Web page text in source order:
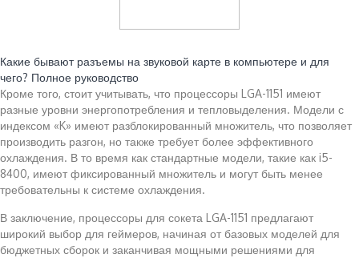
Какие бывают разъемы на звуковой карте в компьютере и для
чего? Полное руководство
Кроме того, стоит учитывать, что процессоры LGA-1151 имеют
разные уровни энергопотребления и тепловыделения. Модели с
индексом «K» имеют разблокированный множитель, что позволяет
производить разгон, но также требует более эффективного
охлаждения. В то время как стандартные модели, такие как i5-
8400, имеют фиксированный множитель и могут быть менее
требовательны к системе охлаждения.
В заключение, процессоры для сокета LGA-1151 предлагают
широкий выбор для геймеров, начиная от базовых моделей для
бюджетных сборок и заканчивая мощными решениями для